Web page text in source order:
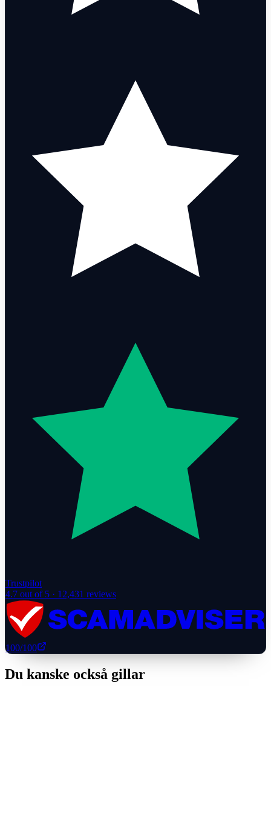
Trustpilot
4.7 out of 5 · 12,431 reviews
100/100
Du kanske också gillar